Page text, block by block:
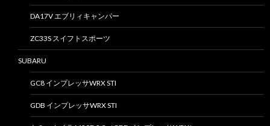
DA17V エブリィキャンパー
ZC33S スイフトスポーツ
SUBARU
GC8 インプレッサWRX STI
GDB インプレッサWRX STI